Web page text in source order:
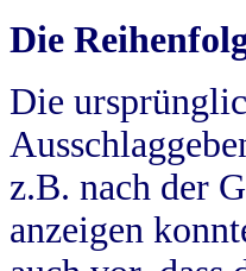
Die
Die
z.B. nach der
anzeigen